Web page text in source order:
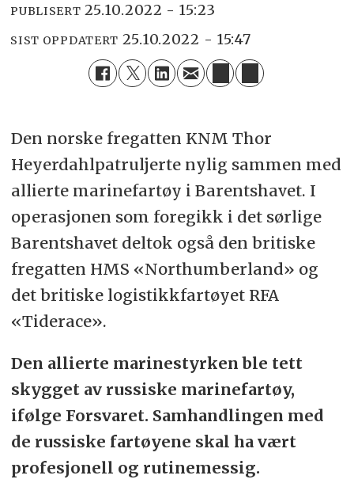
PUBLISERT 25.10.2022 - 15:23
SIST OPPDATERT 25.10.2022 - 15:47
Den norske fregatten KNM Thor
Heyerdahlpatruljerte nylig sammen med
allierte marinefartøy i Barentshavet. I
operasjonen som foregikk i det sørlige
Barentshavet deltok også den britiske
fregatten HMS «Northumberland» og
det britiske logistikkfartøyet RFA
«Tiderace».
Den allierte marinestyrken ble tett
skygget av russiske marinefartøy,
ifølge Forsvaret. Samhandlingen med
de russiske fartøyene skal ha vært
profesjonell og rutinemessig.